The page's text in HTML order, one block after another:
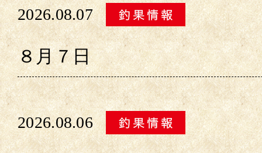
2026.08.07
８月７日
2026.08.06